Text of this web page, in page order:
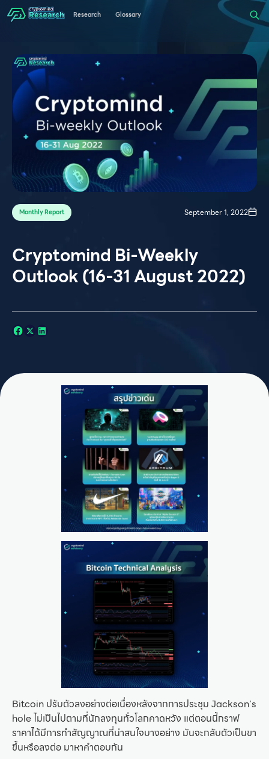
Research Glossary
Monthly Report September 1, 2022
Cryptomind Bi-Weekly
Outlook (16-31 August 2022)
Bitcoin ปรับตัวลงอย่างต่อเนื่องหลังจากการประชุม Jackson’s
hole ไม่เป็นไปตามที่นักลงทุนทั่วโลกคาดหวัง แต่ตอนนี้กราฟ
ราคาได้มีการทำสัญญาณที่น่าสนใจบางอย่าง มันจะกลับตัวเป็นขา
ขึ้นหรือลงต่อ มาหาคำตอบกัน